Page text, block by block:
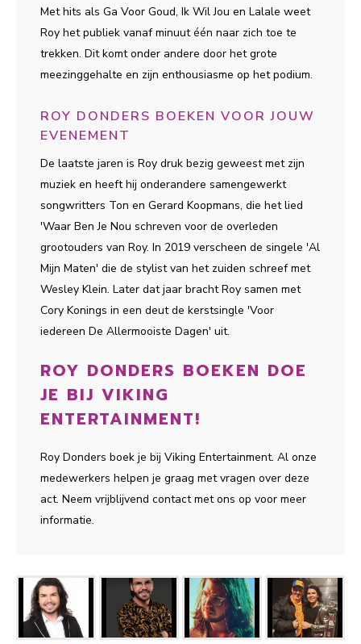
Met hits als Ga Voor Goud, Ik Wil Jou en Lalale weet
Roy het publiek vanaf minuut één naar zich toe te
trekken. Dit komt onder andere door het grote
meezinggehalte en zijn enthousiasme op het podium.
ROY DONDERS BOEKEN VOOR JOUW
EVENEMENT
De laatste jaren is Roy druk bezig geweest met zijn
muziek en heeft hij onderandere samengewerkt
songwritters Ton en Gerard Koopmans, die het lied
'Waar Ben Je Nou schreven voor de overleden
grootouders van Roy. In 2019 verscheen de singele 'Al
Mijn Maten' die de stylist van het zuiden schreef met
Wesley Klein. Later dat jaar bracht Roy samen met
Cory Konings in een deut de kerstsingle 'Voor
iedereen De Allermooiste Dagen' uit.
ROY DONDERS BOEKEN DOE
JE BIJ VIKING
ENTERTAINMENT!
Roy Donders boek je bij Viking Entertainment. Al onze
medewerkers helpen je graag met vragen over deze
act. Neem vrijblijvend contact met ons op voor meer
informatie.